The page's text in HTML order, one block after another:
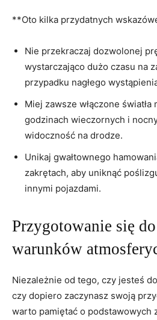
**Oto kilka przydatnych
Nie przekraczaj dozwolonej
wystarczająco ‍dużo czasu na
przypadku‌ nagłego
Miej zawsze włączone
godzinach wieczornych i
widoczność na drodze.
Unikaj ⁤gwałtownego
zakrętach, aby uniknąć
innymi pojazdami.
Przygotowanie⁢ się
warunków
Niezależnie od tego, ⁢czy jesteś‍
czy ⁢dopiero zaczynasz swoją
⁣warto pamiętać ⁢o podstawowych